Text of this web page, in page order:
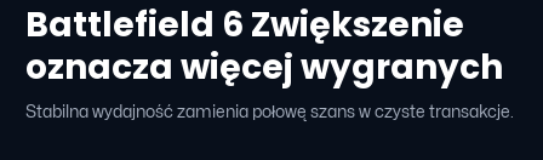
Battlefield 6 Zwiększenie
oznacza więcej wygranych
Stabilna wydajność zamienia połowę szans w czyste transakcje.